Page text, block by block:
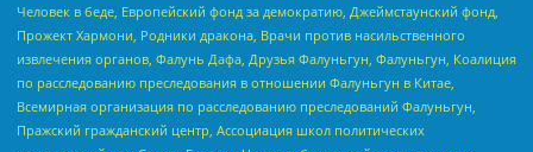
Человек в беде, Европейский фонд за демократию, Джеймстаунский фонд,
Прожект Хармони, Родники дракона, Врачи против насильственного
извлечения органов, Фалунь Дафа, Друзья Фалуньгун, Фалуньгун, Коалиция
по расследованию преследования в отношении Фалуньгун в Китае,
Всемирная организация по расследованию преследований Фалуньгун,
Пражский гражданский центр, Ассоциация школ политических